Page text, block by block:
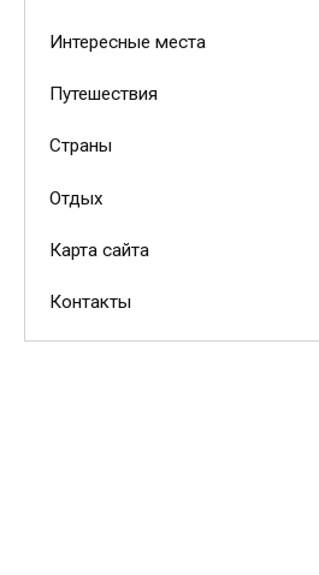
Интересные места
Путешествия
Страны
Отдых
Карта сайта
Контакты